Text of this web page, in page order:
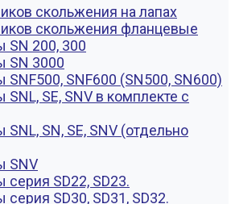
скольжения на лапах
скольжения фланцевые
200, 300
SN 3000
SNF600 (SN500, SN600)
SE, SNV в комплекте с
SN, SE, SNV (отдельно
SNV
SD22, SD23.
SD30, SD31, SD32.